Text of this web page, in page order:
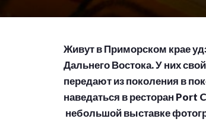
Живут в Приморском крае
Дальнего Востока. У них
передают из поколения в
наведаться в ресторан Port
небольшой выставке